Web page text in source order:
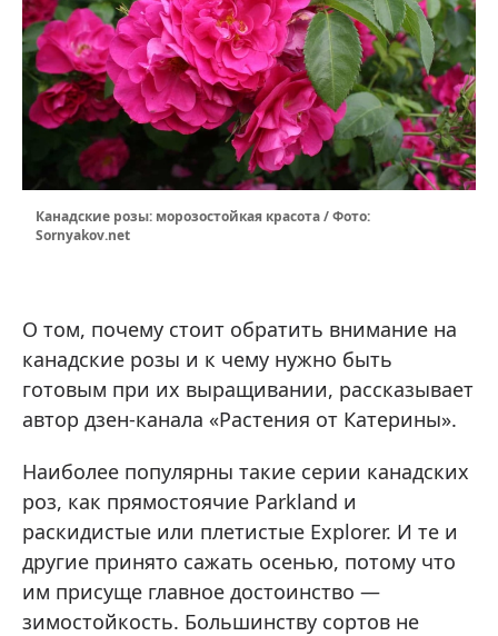
Канадские розы: морозостойкая красота / Фото:
Sornyakov.net
О том, почему стоит обратить внимание на
канадские розы и к чему нужно быть
готовым при их выращивании, рассказывает
автор дзен-канала «Растения от Катерины».
Наиболее популярны такие серии канадских
роз, как прямостоячие Parkland и
раскидистые или плетистые Explorer. И те и
другие принято сажать осенью, потому что
им присуще главное достоинство —
зимостойкость. Большинству сортов не